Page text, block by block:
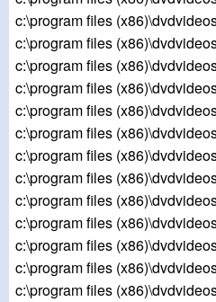
c:\program files
c:\program files
c:\program files
c:\program files
c:\program files
c:\program files
c:\program files
c:\program files
c:\program files
c:\program files
c:\program files
c:\program files
c:\program files